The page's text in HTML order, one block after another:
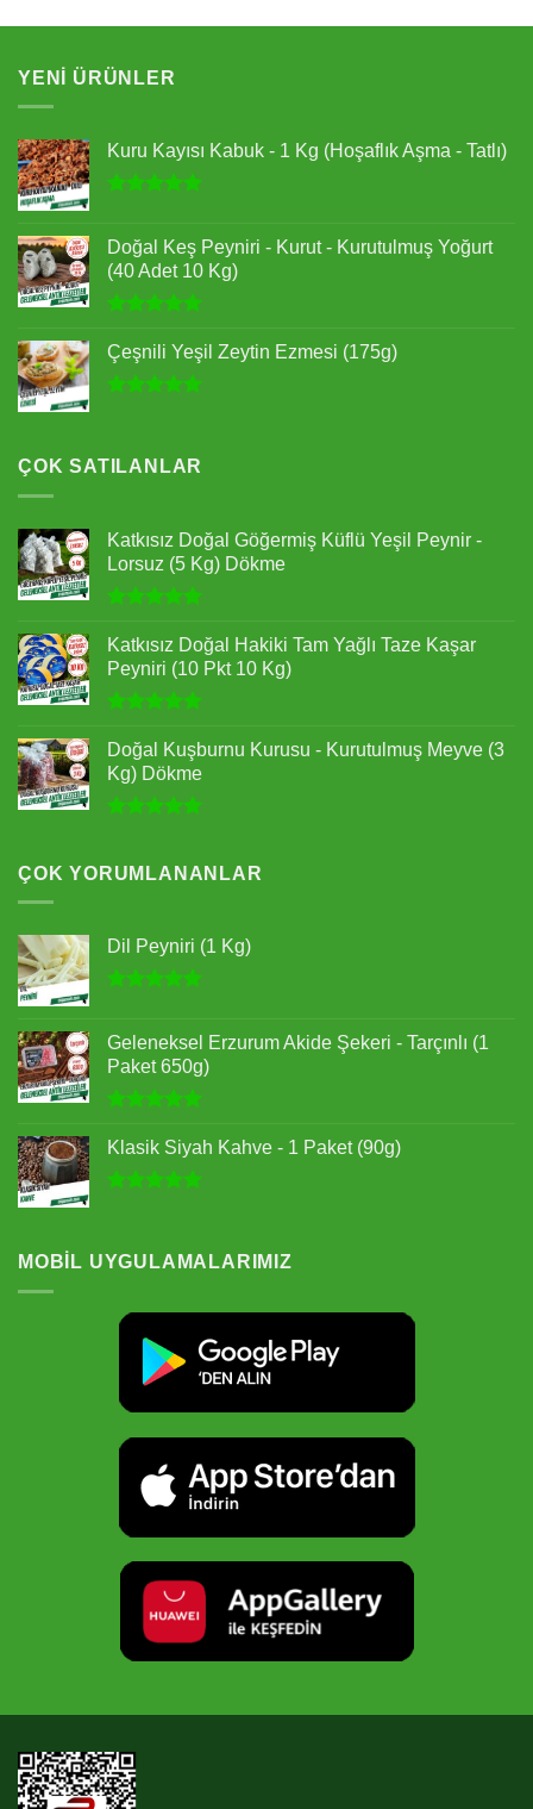
YENI ÜRÜNLER
Kuru Kayısı Kabuk - 1 Kg (Hoşaflık Aşma - Tatlı)
aldı
Doğal Keş Peyniri - Kurut - Kurutulmuş Yoğurt
(40 Adet 10 Kg)
5.00oy
aldı
Çeşnili Yeşil Zeytin Ezmesi (175g)
ÇOK SATILANLAR
Katkısız Doğal Göğermiş Küflü Yeşil Peynir -
Lorsuz (5 Kg) Dökme
5.00oy
aldı
Katkısız Doğal Hakiki Tam Yağlı Taze Kaşar
Peyniri (10 Pkt 10 Kg)
5.00oy
aldı
Doğal Kuşburnu Kurusu - Kurutulmuş Meyve (3
Kg) Dökme
aldı
ÇOK YORUMLANANLAR
Dil Peyniri (1 Kg)
aldı
Geleneksel Erzurum Akide Şekeri - Tarçınlı (1
Paket 650g)
5.00oy
Klasik Siyah Kahve - 1 Paket (90g)
MOBIL UYGULAMALARIMIZ